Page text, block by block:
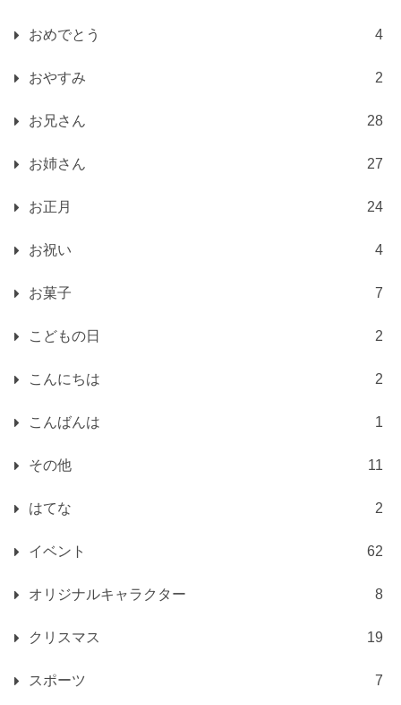
おめでとう 4
おやすみ 2
お兄さん 28
お姉さん 27
お正月 24
お祝い 4
お菓子 7
こどもの日 2
こんにちは 2
こんばんは 1
その他 11
はてな 2
イベント 62
オリジナルキャラクター 8
クリスマス 19
スポーツ 7